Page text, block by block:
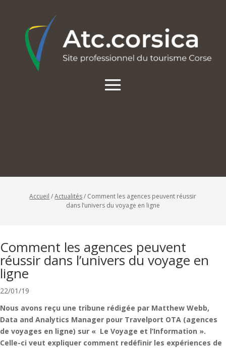
Accueil /Actualités/ Comment les agences peuvent réussir
dans l’univers du voyage en ligne
Comment les agences peuvent
réussir dans l’univers du voyage en
ligne
22/01/19
Nous avons reçu une tribune rédigée par Matthew Webb,
Data and Analytics Manager pour Travelport OTA (agences
de voyages en ligne) sur « Le Voyage et l’Information ».
Celle-ci veut expliquer comment redéfinir les expériences de